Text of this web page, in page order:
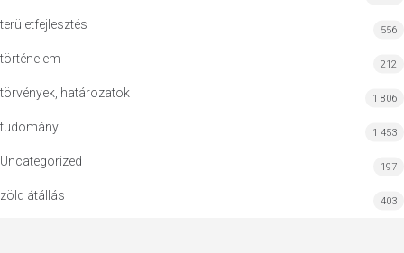
területfejlesztés 556
történelem 212
törvények, határozatok 1 806
tudomány 1 453
Uncategorized 197
zöld átállás 403